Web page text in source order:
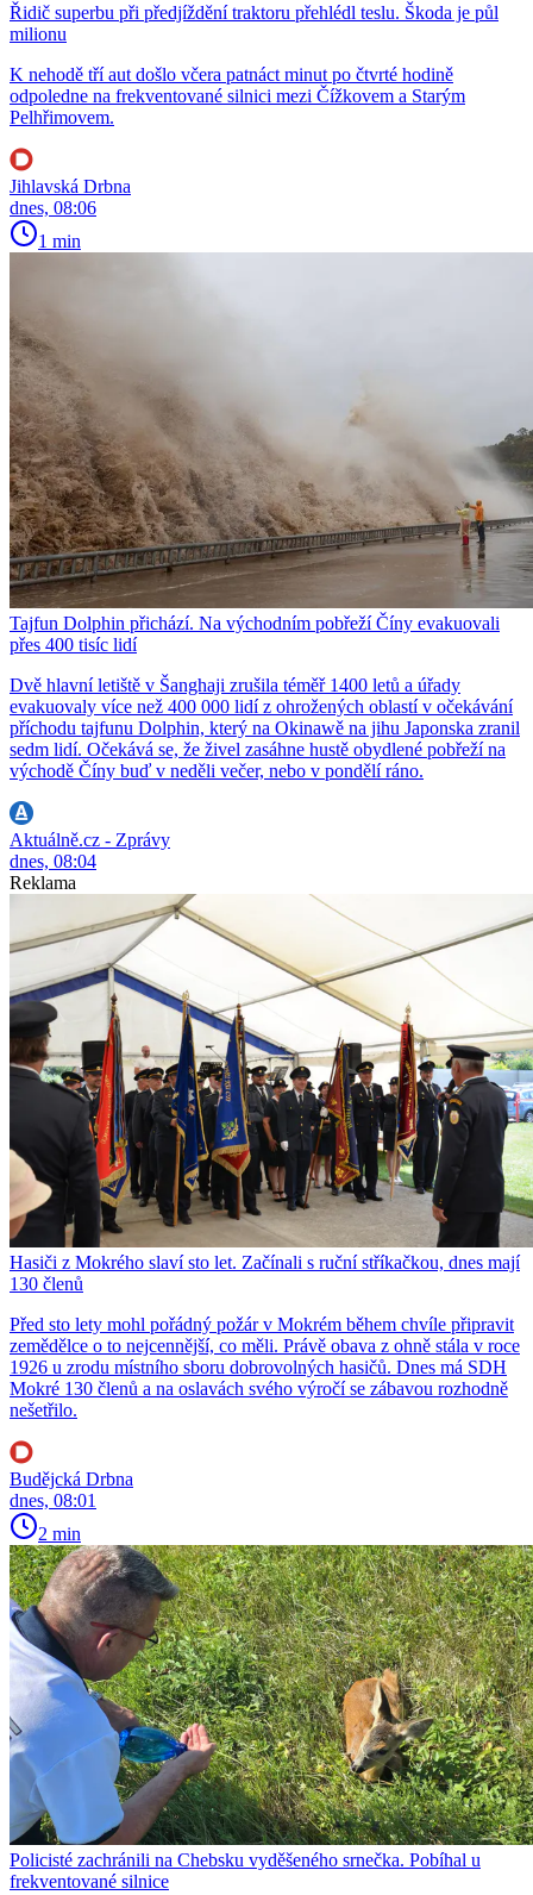
Řidič superbu při předjíždění traktoru přehlédl teslu. Škoda je půl
milionu
K nehodě tří aut došlo včera patnáct minut po čtvrté hodině
odpoledne na frekventované silnici mezi Čížkovem a Starým
Pelhřimovem.
Jihlavská Drbna
dnes, 08:06
1 min
Tajfun Dolphin přichází. Na východním pobřeží Číny evakuovali
přes 400 tisíc lidí
Dvě hlavní letiště v Šanghaji zrušila téměř 1400 letů a úřady
evakuovaly více než 400 000 lidí z ohrožených oblastí v očekávání
příchodu tajfunu Dolphin, který na Okinawě na jihu Japonska zranil
sedm lidí. Očekává se, že živel zasáhne hustě obydlené pobřeží na
východě Číny buď v neděli večer, nebo v pondělí ráno.
Aktuálně.cz - Zprávy
dnes, 08:04
Reklama
Hasiči z Mokrého slaví sto let. Začínali s ruční stříkačkou, dnes mají
130 členů
Před sto lety mohl pořádný požár v Mokrém během chvíle připravit
zemědělce o to nejcennější, co měli. Právě obava z ohně stála v roce
1926 u zrodu místního sboru dobrovolných hasičů. Dnes má SDH
Mokré 130 členů a na oslavách svého výročí se zábavou rozhodně
nešetřilo.
Budějcká Drbna
dnes, 08:01
2 min
Policisté zachránili na Chebsku vyděšeného srnečka. Pobíhal u
frekventované silnice